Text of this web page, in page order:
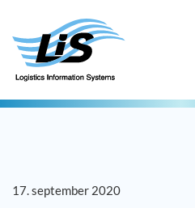
17. september 2020